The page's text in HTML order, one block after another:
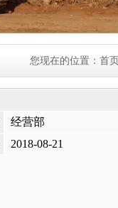
您现在的位置： 首页
经营部
2018-08-21